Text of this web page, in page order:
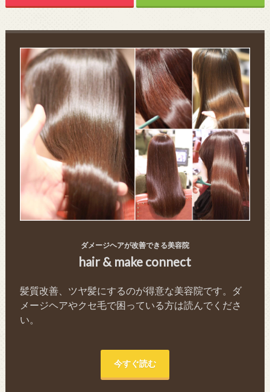
ダメージヘアが改善できる美容院
hair & make connect
髪質改善、ツヤ髪にするのが得意な美容院です。ダ
メージヘアやクセ毛で困っている方は読んでくださ
い。
今すぐ読む